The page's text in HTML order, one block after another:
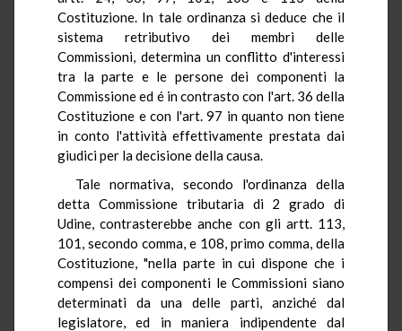
Costituzione. In tale ordinanza si deduce che il
sistema retributivo dei membri delle
Commissioni, determina un conflitto d'interessi
tra la parte e le persone dei componenti la
Commissione ed é in contrasto con l'art. 36 della
Costituzione e con l'art. 97 in quanto non tiene
in conto l'attività effettivamente prestata dai
giudici per la decisione della causa.
Tale normativa, secondo l'ordinanza della
detta Commissione tributaria di 2 grado di
Udine, contrasterebbe anche con gli artt. 113,
101, secondo comma, e 108, primo comma, della
Costituzione, "nella parte in cui dispone che i
compensi dei componenti le Commissioni siano
determinati da una delle parti, anziché dal
legislatore, ed in maniera indipendente dal